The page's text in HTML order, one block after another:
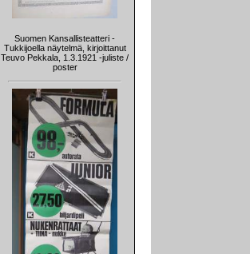
Suomen Kansallisteatteri -
Tukkijoella näytelmä, kirjoittanut
Teuvo Pekkala, 1.3.1921 -juliste /
poster